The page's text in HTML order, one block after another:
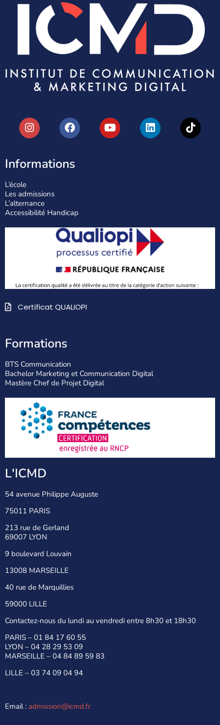
Informations
L’école
Les admissions
L’alternance
Accessibilité Handicap
Certificat QUALIOPI
Formations
BTS Communication
Bachelor Marketing et Communication Digital
Mastère Chef de Projet Digital
L'ICMD
54 avenue Philippe Auguste
75011 PARIS
213 rue de Gerland
69007 LYON
9 boulevard Louvain
13008 MARSEILLE
40 rue de Marquillies
59000 LILLE
Contactez-nous du lundi au vendredi entre 8h30 et 18h30
PARIS – 01 84 17 60 55
LYON – 04 28 29 53 09
MARSEILLE – 04 84 89 59 83
LILLE – 03 74 09 04 94
Email : admission@icmd.fr